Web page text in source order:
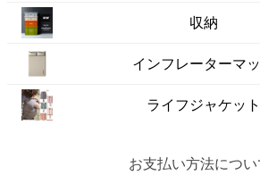
収納
インフレーターマ
ライフジャケット
お支払い方法につい